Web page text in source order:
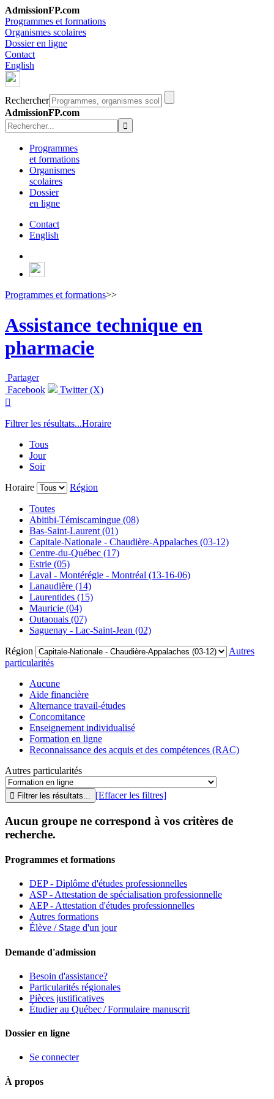
AdmissionFP.com
Programmes et formations
Organismes scolaires
Dossier en ligne
Contact
English
Rechercher
AdmissionFP.com
Programmes
et formations
Organismes
scolaires
Dossier
en ligne
Contact
English
Programmes et formations>>
Assistance technique en
pharmacie
Partager
Facebook
Twitter (X)

Filtrer les résultats...Horaire
Tous
Jour
Soir
Horaire
Région
Toutes
Abitibi-Témiscamingue (08)
Bas-Saint-Laurent (01)
Capitale-Nationale - Chaudière-Appalaches (03-12)
Centre-du-Québec (17)
Estrie (05)
Laval - Montérégie - Montréal (13-16-06)
Lanaudière (14)
Laurentides (15)
Mauricie (04)
Outaouais (07)
Saguenay - Lac-Saint-Jean (02)
Région
Autres
particularités
Aucune
Aide financière
Alternance travail-études
Concomitance
Enseignement individualisé
Formation en ligne
Reconnaissance des acquis et des compétences (RAC)
Autres particularités
[Effacer les filtres]
Aucun groupe ne correspond à vos critères de
recherche.
Programmes et formations
DEP - Diplôme d'études professionnelles
ASP - Attestation de spécialisation professionnelle
AEP - Attestation d'études professionnelles
Autres formations
Élève / Stage d'un jour
Demande d'admission
Besoin d'assistance?
Particularités régionales
Pièces justificatives
Étudier au Québec / Formulaire manuscrit
Dossier en ligne
Se connecter
À propos